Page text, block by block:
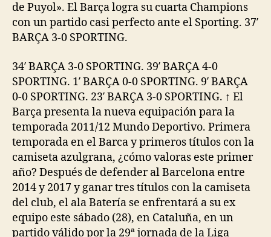
de Puyol». El Barça logra su cuarta Champions
con un partido casi perfecto ante el Sporting. 37′
BARÇA 3-0 SPORTING.
34′ BARÇA 3-0 SPORTING. 39′ BARÇA 4-0
SPORTING. 1′ BARÇA 0-0 SPORTING. 9′ BARÇA
0-0 SPORTING. 23′ BARÇA 3-0 SPORTING. ↑ El
Barça presenta la nueva equipación para la
temporada 2011/12 Mundo Deportivo. Primera
temporada en el Barca y primeros títulos con la
camiseta azulgrana, ¿cómo valoras este primer
año? Después de defender al Barcelona entre
2014 y 2017 y ganar tres títulos con la camiseta
del club, el ala Batería se enfrentará a su ex
equipo este sábado (28), en Cataluña, en un
partido válido por la 29ª jornada de la Liga